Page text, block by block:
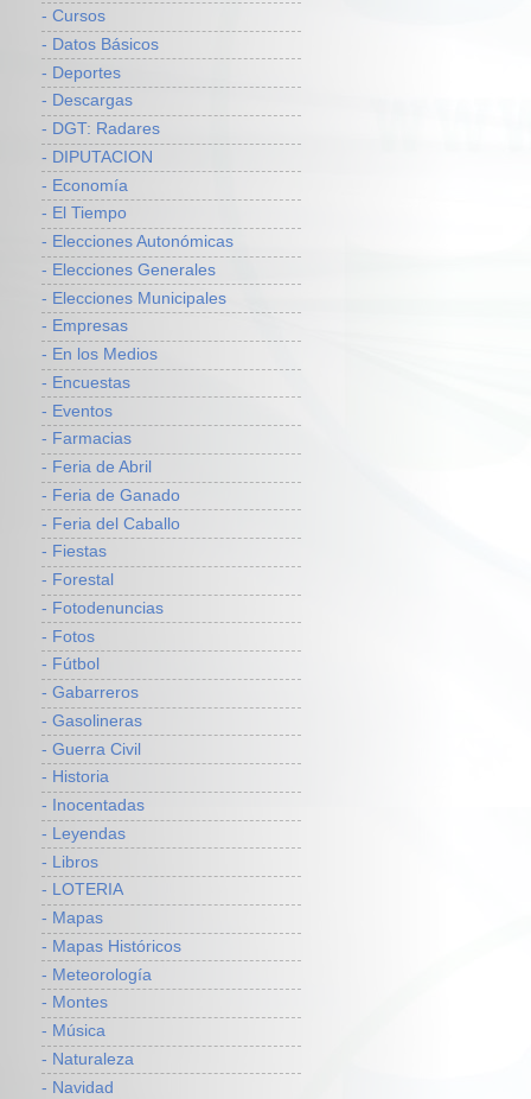
- Cursos
- Datos Básicos
- Deportes
- Descargas
- DGT: Radares
- DIPUTACION
- Economía
- El Tiempo
- Elecciones Autonómicas
- Elecciones Generales
- Elecciones Municipales
- Empresas
- En los Medios
- Encuestas
- Eventos
- Farmacias
- Feria de Abril
- Feria de Ganado
- Feria del Caballo
- Fiestas
- Forestal
- Fotodenuncias
- Fotos
- Fútbol
- Gabarreros
- Gasolineras
- Guerra Civil
- Historia
- Inocentadas
- Leyendas
- Libros
- LOTERIA
- Mapas
- Mapas Históricos
- Meteorología
- Montes
- Música
- Naturaleza
- Navidad